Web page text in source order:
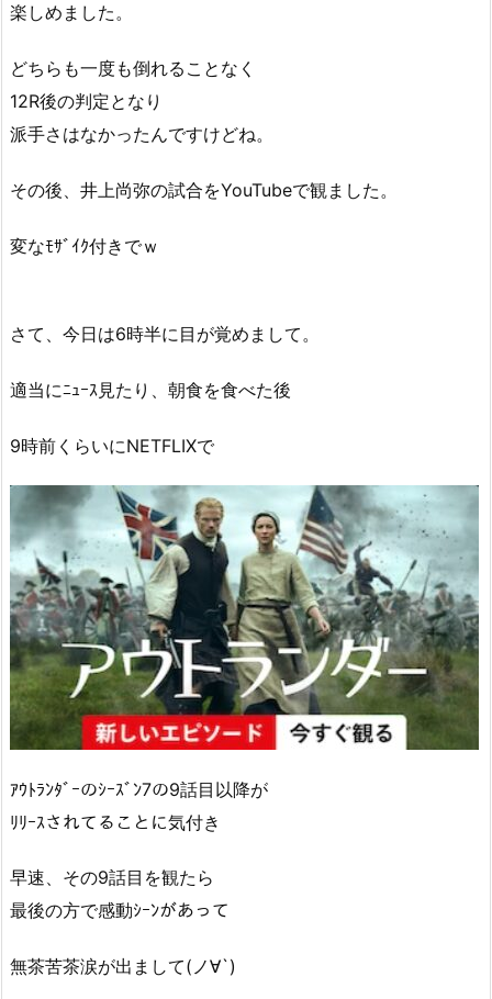
楽しめました。
どちらも一度も倒れることなく
12R後の判定となり
派手さはなかったんですけどね。
その後、井上尚弥の試合をYouTubeで観ました。
変なﾓｻﾞｲｸ付きでｗ
さて、今日は6時半に目が覚めまして。
適当にﾆｭｰｽ見たり、朝食を食べた後
9時前くらいにNETFLIXで
ｱｳﾄﾗﾝﾀﾞｰのｼｰｽﾞﾝ7の9話目以降が
ﾘﾘｰｽされてることに気付き
早速、その9話目を観たら
最後の方で感動ｼｰﾝがあって
無茶苦茶涙が出まして(ノ∀`)